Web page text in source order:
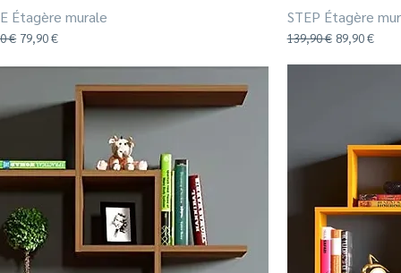
Aperçu rapide
Étagère murale
€ Prix promotionnel
79,90 €
STEP Étagère
Prix original
139,90 € Prix
89,90 €